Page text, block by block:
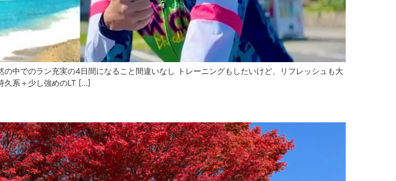
中でのラン充実の4日間になること間違いなし トレーニングもしたいけど、リフレッシュも大
久系＋少し強めのLT […]